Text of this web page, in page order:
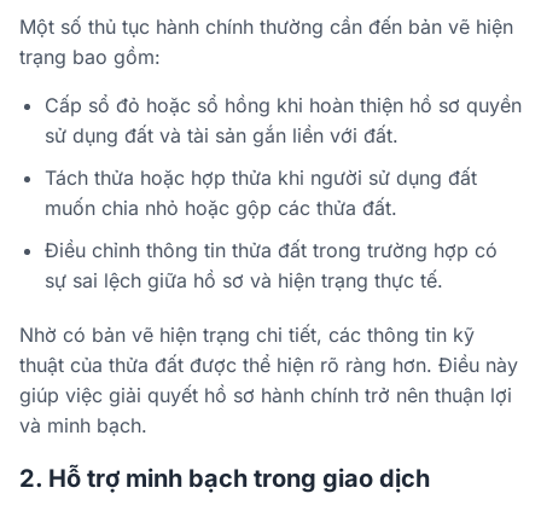
Một số thủ tục hành chính thường cần đến bản vẽ hiện
trạng bao gồm:
Cấp sổ đỏ hoặc sổ hồng khi hoàn thiện hồ sơ quyền
sử dụng đất và tài sản gắn liền với đất.
Tách thửa hoặc hợp thửa khi người sử dụng đất
muốn chia nhỏ hoặc gộp các thửa đất.
Điều chỉnh thông tin thửa đấttrong trường hợp có
sự sai lệch giữa hồ sơ và hiện trạng thực tế.
Nhờ có bản vẽ hiện trạng chi tiết, các thông tin kỹ
thuật của thửa đất được thể hiện rõ ràng hơn. Điều này
giúp việc giải quyết hồ sơ hành chính trở nên thuận lợi
và minh bạch.
2. Hỗ trợ minh bạch trong giao dịch